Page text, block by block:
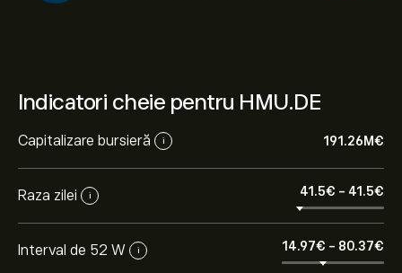
Indicatori cheie pentru HMU.DE
Capitalizare bursieră i 191.26M‎€‎
Raza zilei i 41.5‎€‎ - 41.5‎€‎
Interval de 52 W i 14.97‎€‎ - 80.37‎€‎